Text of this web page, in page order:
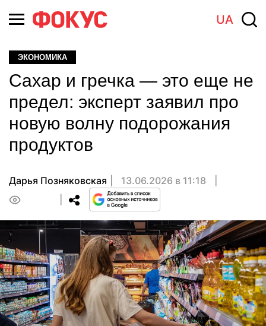
UA
ЭКОНОМИКА
Сахар и гречка — это еще не
предел: эксперт заявил про
новую волну подорожания
продуктов
Дарья Позняковская
13.06.2026 в 11:18